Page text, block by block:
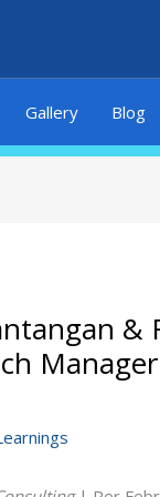
Gallery Blog
&